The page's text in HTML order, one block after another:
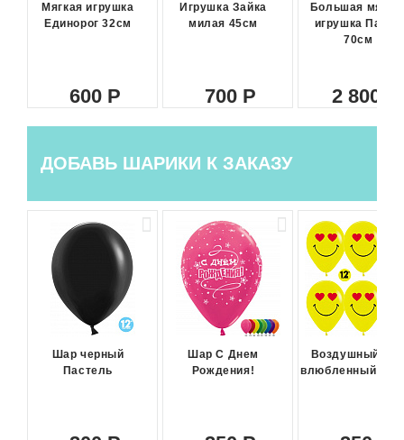
Мягкая игрушка
Единорог 32см
600
Игрушка Зайка
милая 45см
700
Большая
игрушка Панда
70см
2 800
ДОБАВЬ ШАРИКИ К ЗАКАЗУ
Шар черный
Пастель
Шар С Днем
Рождения!
Воздушный
влюбленный